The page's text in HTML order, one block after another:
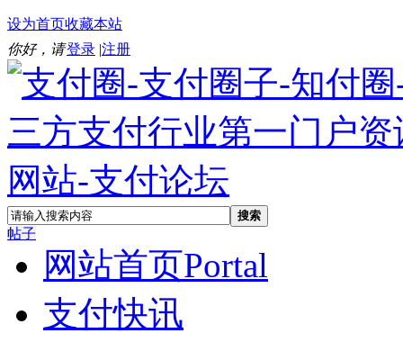
设为首页收藏本站
你好，请登录 |注册
帖子
搜索
网站首页Portal
支付快讯